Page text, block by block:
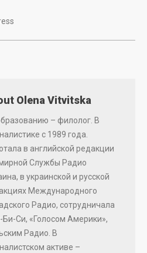
Olena Vitvitska
– филолог. В
с 1989 года.
в английской редакции
Службы Радио
в украинской и русской
Международного
Радио, сотрудничала
Би-Си, «Голосом Америки»,
Радио. В
активе –